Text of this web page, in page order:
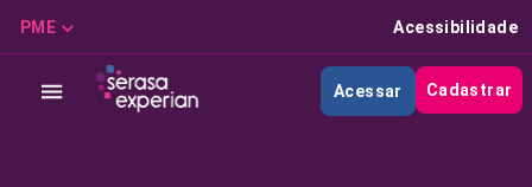
PME Acessibilidade
Acessar Cadastrar